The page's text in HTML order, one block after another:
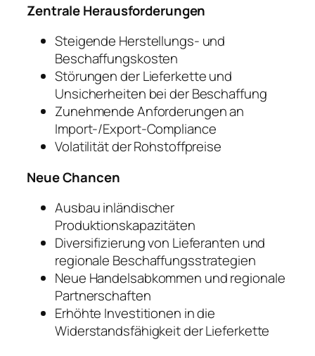
Zentrale Herausforderungen
Steigende Herstellungs- und
Beschaffungskosten
Störungen der Lieferkette und
Unsicherheiten bei der Beschaffung
Zunehmende Anforderungen an
Import-/Export-Compliance
Volatilität der Rohstoffpreise
Neue Chancen
Ausbau inländischer
Produktionskapazitäten
Diversifizierung von Lieferanten und
regionale Beschaffungsstrategien
Neue Handelsabkommen und regionale
Partnerschaften
Erhöhte Investitionen in die
Widerstandsfähigkeit der Lieferkette